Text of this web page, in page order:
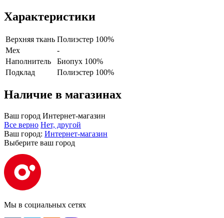
Характеристики
Верхняя ткань Полиэстер 100%
Мех
-
Наполнитель
Биопух 100%
Подклад
Полиэстер 100%
Наличие в магазинах
Ваш город Интернет-магазин
Все верно Нет, другой
Ваш город: Интернет-магазин
Выберите ваш город
Мы в социальных сетях